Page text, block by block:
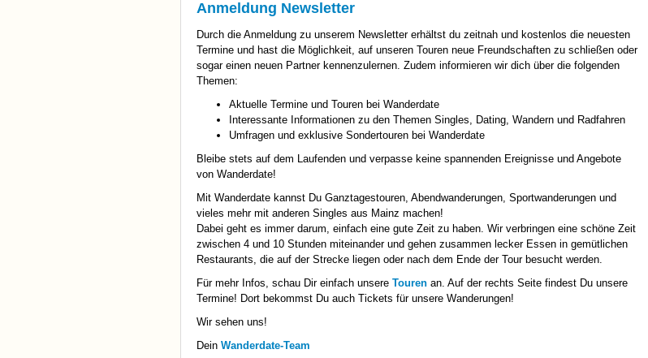
Anmeldung Newsletter
Durch die Anmeldung zu unserem Newsletter erhältst du zeitnah und kostenlos die neuesten
Termine und hast die Möglichkeit, auf unseren Touren neue Freundschaften zu schließen oder
sogar einen neuen Partner kennenzulernen. Zudem informieren wir dich über die folgenden
Themen:
Aktuelle Termine und Touren bei Wanderdate
Interessante Informationen zu den Themen Singles, Dating, Wandern und Radfahren
Umfragen und exklusive Sondertouren bei Wanderdate
Bleibe stets auf dem Laufenden und verpasse keine spannenden Ereignisse und Angebote
von Wanderdate!
Mit Wanderdate kannst Du Ganztagestouren, Abendwanderungen, Sportwanderungen und
vieles mehr mit anderen Singles aus Mainz machen!
Dabei geht es immer darum, einfach eine gute Zeit zu haben. Wir verbringen eine schöne Zeit
zwischen 4 und 10 Stunden miteinander und gehen zusammen lecker Essen in gemütlichen
Restaurants, die auf der Strecke liegen oder nach dem Ende der Tour besucht werden.
Für mehr Infos, schau Dir einfach unsere Touren an. Auf der rechts Seite findest Du unsere
Termine! Dort bekommst Du auch Tickets für unsere Wanderungen!
Wir sehen uns!
Dein Wanderdate-Team